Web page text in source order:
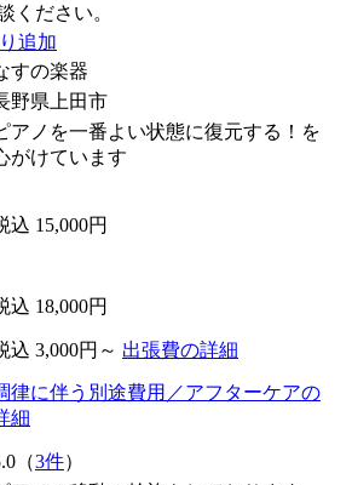
ください。
追加
すの楽器
野県上田市
アノを一番よい状態に復元する！を
がけています
込 15,000円
込 18,000円
込 3,000円～ 出張費の詳細
律に伴う別途費用／アフターケアの
細
（3件）